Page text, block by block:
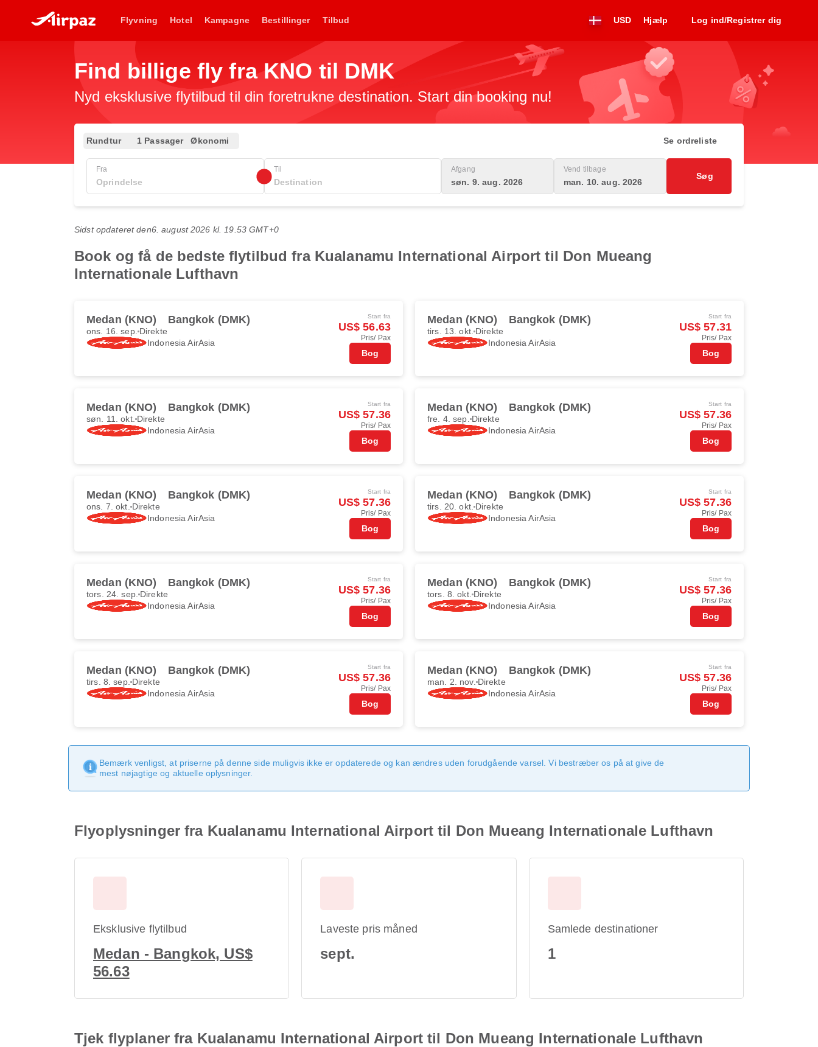
Flyvning Hotel Kampagne Bestillinger Tilbud USD Hjælp Log ind/Registrer dig
Find billige fly fra KNO til DMK
Nyd eksklusive flytilbud til din foretrukne destination. Start din booking nu!
Rundtur 1 Passager Økonomi Se ordreliste
Fra Til Afgang
søn. 9. aug. 2026
Vend tilbage
man. 10. aug. 2026
Søg
Sidst opdateret den6. august 2026 kl. 19.53 GMT+0
Book og få de bedste flytilbud fra Kualanamu International Airport til Don Mueang
Internationale Lufthavn
Medan (KNO) Bangkok (DMK)
ons. 16. sep. Direkte
Indonesia AirAsia
Start fra
US$ 56.63
Pris/ Pax
Bog
Medan (KNO) Bangkok (DMK)
tirs. 13. okt. Direkte
Indonesia AirAsia
Start fra
US$ 57.31
Pris/ Pax
Bog
Medan (KNO) Bangkok (DMK)
søn. 11. okt. Direkte
Indonesia AirAsia
Start fra
US$ 57.36
Pris/ Pax
Bog
Medan (KNO) Bangkok (DMK)
fre. 4. sep. Direkte
Indonesia AirAsia
Start fra
US$ 57.36
Pris/ Pax
Bog
Medan (KNO) Bangkok (DMK)
ons. 7. okt. Direkte
Indonesia AirAsia
Start fra
US$ 57.36
Pris/ Pax
Bog
Medan (KNO) Bangkok (DMK)
tirs. 20. okt. Direkte
Indonesia AirAsia
Start fra
US$ 57.36
Pris/ Pax
Bog
Medan (KNO) Bangkok (DMK)
tors. 24. sep. Direkte
Indonesia AirAsia
Start fra
US$ 57.36
Pris/ Pax
Bog
Medan (KNO) Bangkok (DMK)
tors. 8. okt. Direkte
Indonesia AirAsia
Start fra
US$ 57.36
Pris/ Pax
Bog
Medan (KNO) Bangkok (DMK)
tirs. 8. sep. Direkte
Indonesia AirAsia
Start fra
US$ 57.36
Pris/ Pax
Bog
Medan (KNO) Bangkok (DMK)
man. 2. nov. Direkte
Indonesia AirAsia
Start fra
US$ 57.36
Pris/ Pax
Bog
Bemærk venligst, at priserne på denne side muligvis ikke er opdaterede og kan ændres uden forudgående varsel. Vi bestræber os på at give de
mest nøjagtige og aktuelle oplysninger.
Flyoplysninger fra Kualanamu International Airport til Don Mueang Internationale Lufthavn
Eksklusive flytilbud
Medan - Bangkok, US$
56.63
Laveste pris måned
sept.
Samlede destinationer
1
Tjek flyplaner fra Kualanamu International Airport til Don Mueang Internationale Lufthavn